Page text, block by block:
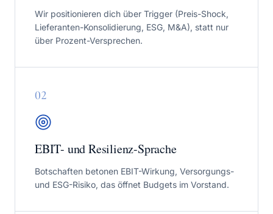
Wir positionieren dich über Trigger (Preis-Shock,
Lieferanten-Konsolidierung, ESG, M&A), statt nur
über Prozent-Versprechen.
02
EBIT- und Resilienz-Sprache
Botschaften betonen EBIT-Wirkung, Versorgungs-
und ESG-Risiko, das öffnet Budgets im Vorstand.